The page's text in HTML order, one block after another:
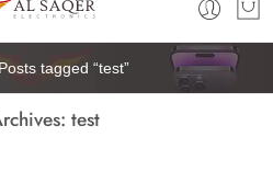
Posts tagged “test”
test